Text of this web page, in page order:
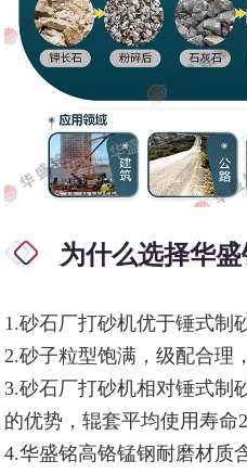
为什么选择华
1.砂石厂打砂机优于锤式制
2.砂子粒型饱满，级配合理
3.砂石厂打砂机相对锤式制
的优势，辊套平均使用寿命
4.华盛铭高铬锰钢耐磨材质